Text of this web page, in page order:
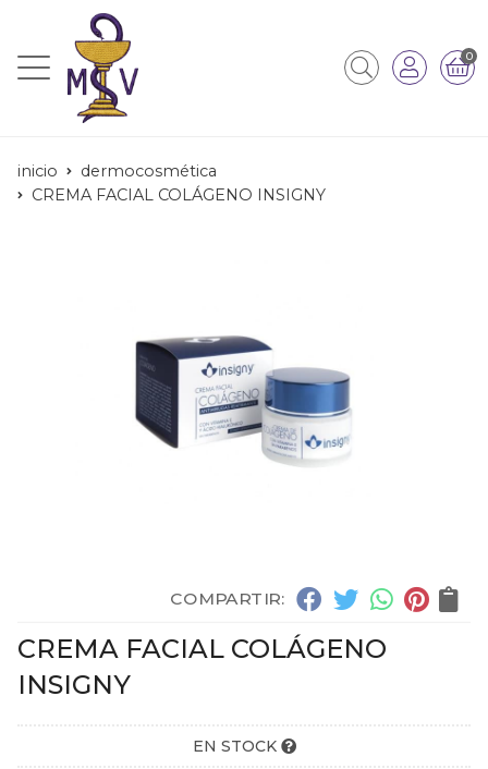
0
inicio
dermocosmética
CREMA FACIAL COLÁGENO INSIGNY
COMPARTIR:
CREMA FACIAL COLÁGENO
INSIGNY
EN STOCK